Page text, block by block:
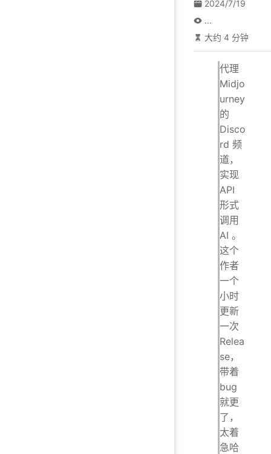
2024/7/19
...
大约 4 分钟
代理
Midjo
urney
的
Disco
rd 频
道，
实现
API
形式
调用
AI 。
这个
作者
一个
小时
更新
一次
Relea
se，
带着
bug
就更
了，
太着
急哈